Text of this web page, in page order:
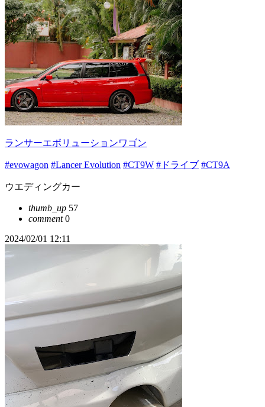
ランサーエボリューションワゴン
#evowagon #Lancer Evolution #CT9W #ドライブ #CT9A
ウエディングカー
thumb_up 57
comment0
2024/02/01 12:11